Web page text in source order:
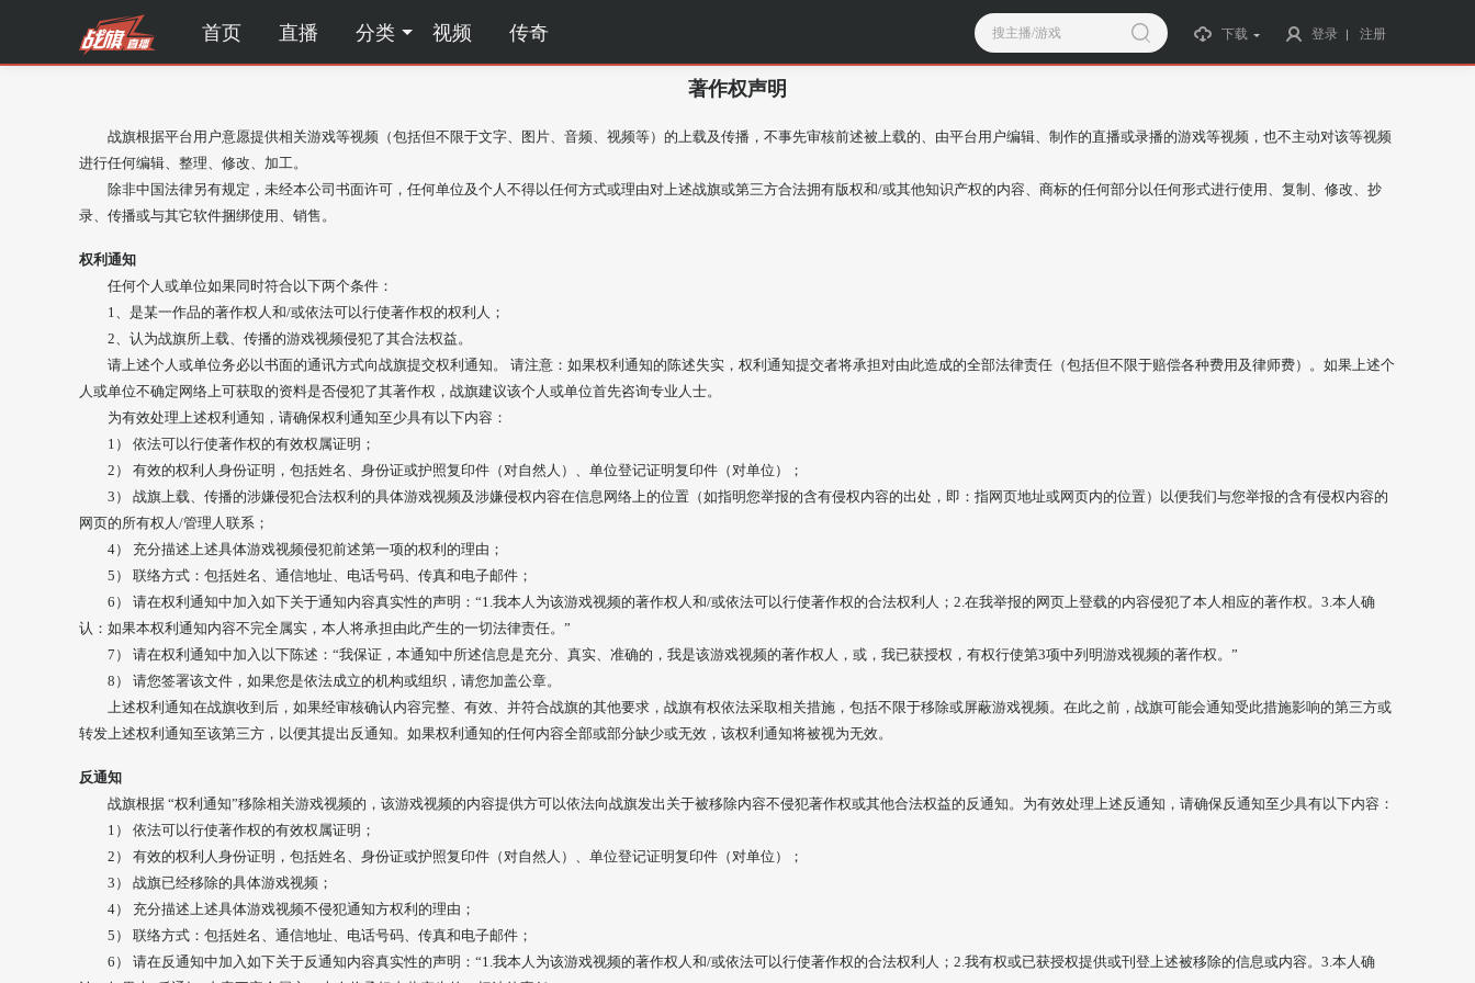
首页 直播 分类 视频 传奇 搜主播/游戏 下载 登录 注册
著作权声明
战旗根据平台用户意愿提供相关游戏等视频（包括但不限于文字、图片、音频、视频等）的上载及传播，不事先审核前述被上载的、由平台用户编辑、制作的直播或录播的游戏等视频，也不主动对该等视频
进行任何编辑、整理、修改、加工。
除非中国法律另有规定，未经本公司书面许可，任何单位及个人不得以任何方式或理由对上述战旗或第三方合法拥有版权和/或其他知识产权的内容、商标的任何部分以任何形式进行使用、复制、修改、抄
录、传播或与其它软件捆绑使用、销售。
权利通知
任何个人或单位如果同时符合以下两个条件：
1、是某一作品的著作权人和/或依法可以行使著作权的权利人；
2、认为战旗所上载、传播的游戏视频侵犯了其合法权益。
请上述个人或单位务必以书面的通讯方式向战旗提交权利通知。 请注意：如果权利通知的陈述失实，权利通知提交者将承担对由此造成的全部法律责任（包括但不限于赔偿各种费用及律师费）。如果上述个
人或单位不确定网络上可获取的资料是否侵犯了其著作权，战旗建议该个人或单位首先咨询专业人士。
为有效处理上述权利通知，请确保权利通知至少具有以下内容：
1） 依法可以行使著作权的有效权属证明；
2） 有效的权利人身份证明，包括姓名、身份证或护照复印件（对自然人）、单位登记证明复印件（对单位）；
3） 战旗上载、传播的涉嫌侵犯合法权利的具体游戏视频及涉嫌侵权内容在信息网络上的位置（如指明您举报的含有侵权内容的出处，即：指网页地址或网页内的位置）以便我们与您举报的含有侵权内容的
网页的所有权人/管理人联系；
4） 充分描述上述具体游戏视频侵犯前述第一项的权利的理由；
5） 联络方式：包括姓名、通信地址、电话号码、传真和电子邮件；
6） 请在权利通知中加入如下关于通知内容真实性的声明：“1.我本人为该游戏视频的著作权人和/或依法可以行使著作权的合法权利人；2.在我举报的网页上登载的内容侵犯了本人相应的著作权。3.本人确
认：如果本权利通知内容不完全属实，本人将承担由此产生的一切法律责任。”
7） 请在权利通知中加入以下陈述：“我保证，本通知中所述信息是充分、真实、准确的，我是该游戏视频的著作权人，或，我已获授权，有权行使第3项中列明游戏视频的著作权。”
8） 请您签署该文件，如果您是依法成立的机构或组织，请您加盖公章。
上述权利通知在战旗收到后，如果经审核确认内容完整、有效、并符合战旗的其他要求，战旗有权依法采取相关措施，包括不限于移除或屏蔽游戏视频。在此之前，战旗可能会通知受此措施影响的第三方或
转发上述权利通知至该第三方，以便其提出反通知。如果权利通知的任何内容全部或部分缺少或无效，该权利通知将被视为无效。
反通知
战旗根据 “权利通知”移除相关游戏视频的，该游戏视频的内容提供方可以依法向战旗发出关于被移除内容不侵犯著作权或其他合法权益的反通知。为有效处理上述反通知，请确保反通知至少具有以下内容：
1） 依法可以行使著作权的有效权属证明；
2） 有效的权利人身份证明，包括姓名、身份证或护照复印件（对自然人）、单位登记证明复印件（对单位）；
3） 战旗已经移除的具体游戏视频；
4） 充分描述上述具体游戏视频不侵犯通知方权利的理由；
5） 联络方式：包括姓名、通信地址、电话号码、传真和电子邮件；
6） 请在反通知中加入如下关于反通知内容真实性的声明：“1.我本人为该游戏视频的著作权人和/或依法可以行使著作权的合法权利人；2.我有权或已获授权提供或刊登上述被移除的信息或内容。3.本人确